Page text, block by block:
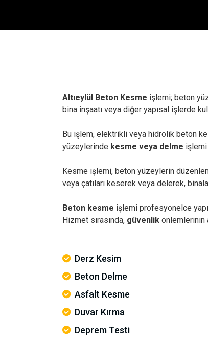
Altıeylül Beton Kesme işlemi; beton
bina inşaatı veya diğer yapısal işlerde
Bu işlem, elektrikli veya hidrolik beton
yüzeylerinde kesme veya delme işlemi
Kesme işlemi, beton yüzeylerin
veya çatıları keserek veya delerek,
Beton kesme işlemi profesyonelce
Hizmet sırasında, güvenlik önlemlerinin
Derz Kesim
Beton Delme
Asfalt Kesme
Duvar Kırma
Deprem Testi